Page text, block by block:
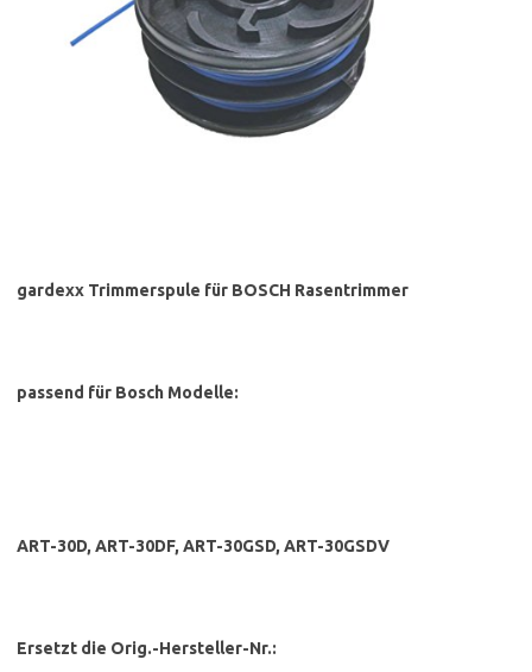
gardexx Trimmerspule für BOSCH Rasentrimmer
passend für Bosch Modelle:
ART-30D, ART-30DF, ART-30GSD, ART-30GSDV
Ersetzt die Orig.-Hersteller-Nr.: